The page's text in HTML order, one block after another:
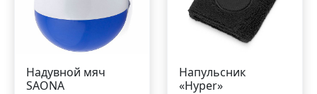
Надувной мяч
SAONA
Напульсник
«Hyper»